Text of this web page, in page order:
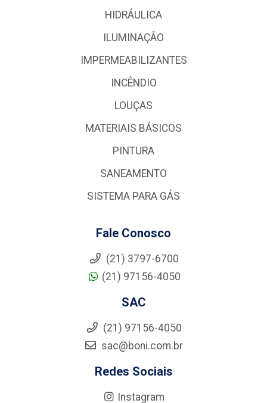
HIDRÁULICA
ILUMINAÇÃO
IMPERMEABILIZANTES
INCÊNDIO
LOUÇAS
MATERIAIS BÁSICOS
PINTURA
SANEAMENTO
SISTEMA PARA GÁS
Fale Conosco
(21) 3797-6700
(21) 97156-4050
SAC
(21) 97156-4050
sac@boni.com.br
Redes Sociais
Instagram